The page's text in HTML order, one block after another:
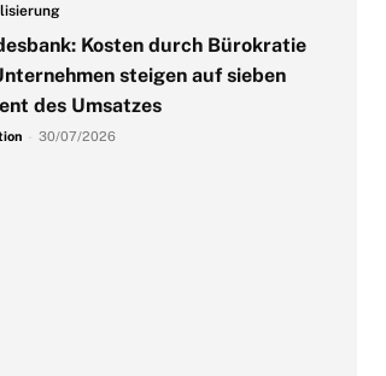
Kosten durch Bürokratie
steigen auf sieben
des Umsatzes
30/07/2026